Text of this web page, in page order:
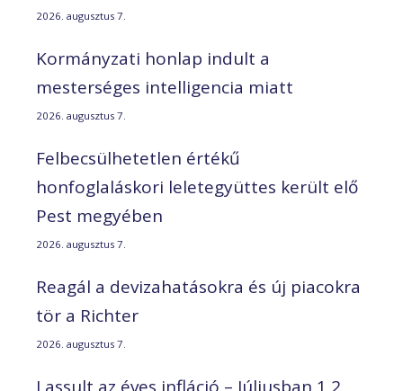
2026. augusztus 7.
Kormányzati honlap indult a
mesterséges intelligencia miatt
2026. augusztus 7.
Felbecsülhetetlen értékű
honfoglaláskori leletegyüttes került elő
Pest megyében
2026. augusztus 7.
Reagál a devizahatásokra és új piacokra
tör a Richter
2026. augusztus 7.